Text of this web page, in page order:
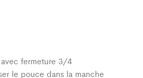
fermeture 3/4
le pouce dans la manche